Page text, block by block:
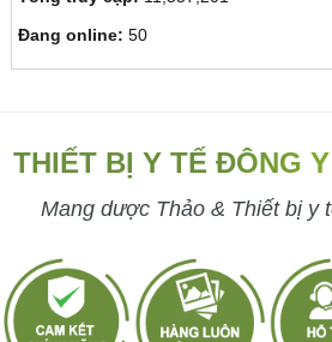
Đang online: 50
THIẾT BỊ Y TẾ ĐÔNG
Mang dược Thảo & Thiết bị y